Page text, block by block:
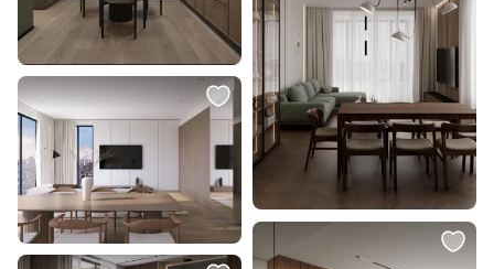
39 220 ₽
Подвесная люстра Nowodvorski
Circolo Led M 21W LED 4000К
(белый) 10861
Подвес Lumion SUMMER 6509/1B